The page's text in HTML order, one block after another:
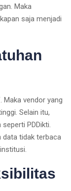
Maka
saja menjadi
Maka vendor yang
Selain itu,
PDDikti.
data tidak terbaca